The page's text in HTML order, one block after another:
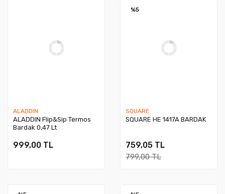
ALADDIN
ALADDIN Flip&Sip Termos
Bardak 0,47 Lt
999,00 TL
%5
SQUARE
SQUARE HE 1417A BARDAK
759,05 TL
799,00 TL